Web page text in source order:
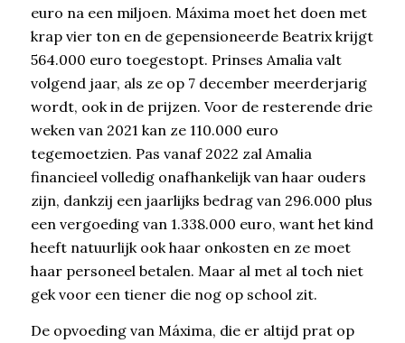
euro na een miljoen. Máxima moet het doen met
krap vier ton en de gepensioneerde Beatrix krijgt
564.000 euro toegestopt. Prinses Amalia valt
volgend jaar, als ze op 7 december meerderjarig
wordt, ook in de prijzen. Voor de resterende drie
weken van 2021 kan ze 110.000 euro
tegemoetzien. Pas vanaf 2022 zal Amalia
financieel volledig onafhankelijk van haar ouders
zijn, dankzij een jaarlijks bedrag van 296.000 plus
een vergoeding van 1.338.000 euro, want het kind
heeft natuurlijk ook haar onkosten en ze moet
haar personeel betalen. Maar al met al toch niet
gek voor een tiener die nog op school zit.
De opvoeding van Máxima, die er altijd prat op